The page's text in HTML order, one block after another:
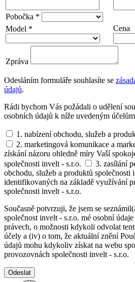
Pobočka *
Model *
Cena
Zpráva
Odesláním formuláře souhlasíte se
údajů.
Rádi bychom Vás požádali o udělení
osobních údajů k níže uvedeným
1. nabízení obchodu, služeb a
2. marketingová komunikace a
získání názoru ohledně míry Vaší
společnosti invelt - s.r.o.
3. zasílání
obchodu, služeb a produktů společnosti
identifikovaných na základě využívání
společnosti invelt - s.r.o.
Současně potvrzuji, že jsem se
společnost invelt - s.r.o. mé osobní
právech, o možnosti kdykoli odvolat
účely a (iv) o tom, že aktuální znění
údajů mohu kdykoliv získat na webu
provozovnách společnosti invelt - s.r.o.
Odeslat